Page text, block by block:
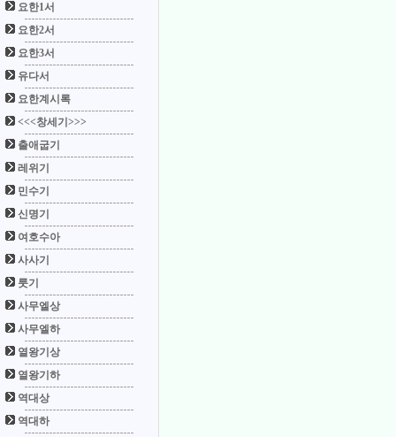
요한1서
요한2서
요한3서
유다서
요한계시록
<<<창세기>>>
출애굽기
레위기
민수기
신명기
여호수아
사사기
룻기
사무엘상
사무엘하
열왕기상
열왕기하
역대상
역대하